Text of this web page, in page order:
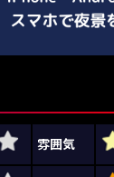
雰囲気